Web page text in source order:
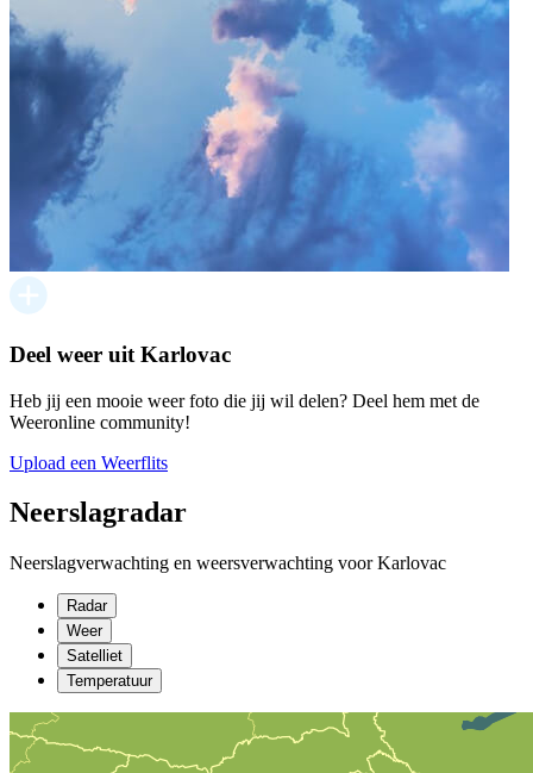
Deel weer uit Karlovac
Heb jij een mooie weer foto die jij wil delen? Deel hem met de
Weeronline community!
Upload een Weerflits
Neerslagradar
Neerslagverwachting en weersverwachting voor Karlovac
Radar
Weer
Satelliet
Temperatuur